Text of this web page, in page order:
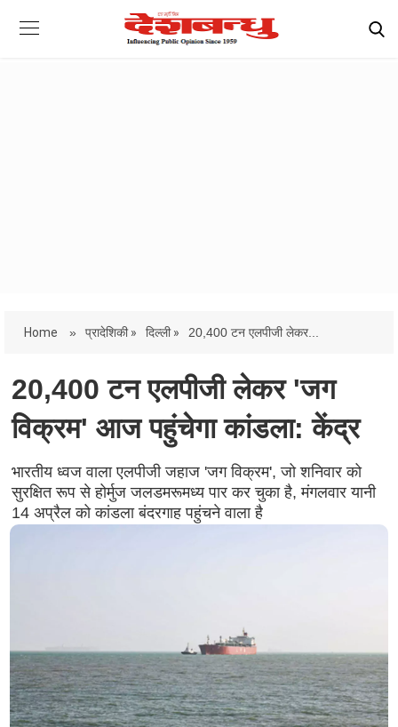
Home » प्रादेशिकी » दिल्ली » 20,400 टन एलपीजी लेकर...
20,400 टन एलपीजी लेकर 'जग
विक्रम' आज पहुंचेगा कांडला: केंद्र
भारतीय ध्वज वाला एलपीजी जहाज 'जग विक्रम', जो शनिवार को
सुरक्षित रूप से होर्मुज जलडमरूमध्य पार कर चुका है, मंगलवार यानी
14 अप्रैल को कांडला बंदरगाह पहुंचने वाला है